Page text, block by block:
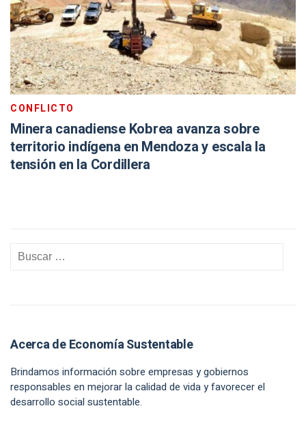
CONFLICTO
Minera canadiense Kobrea avanza sobre
territorio indígena en Mendoza y escala la
tensión en la Cordillera
Acerca de Economía Sustentable
Brindamos información sobre empresas y gobiernos
responsables en mejorar la calidad de vida y favorecer el
desarrollo social sustentable.